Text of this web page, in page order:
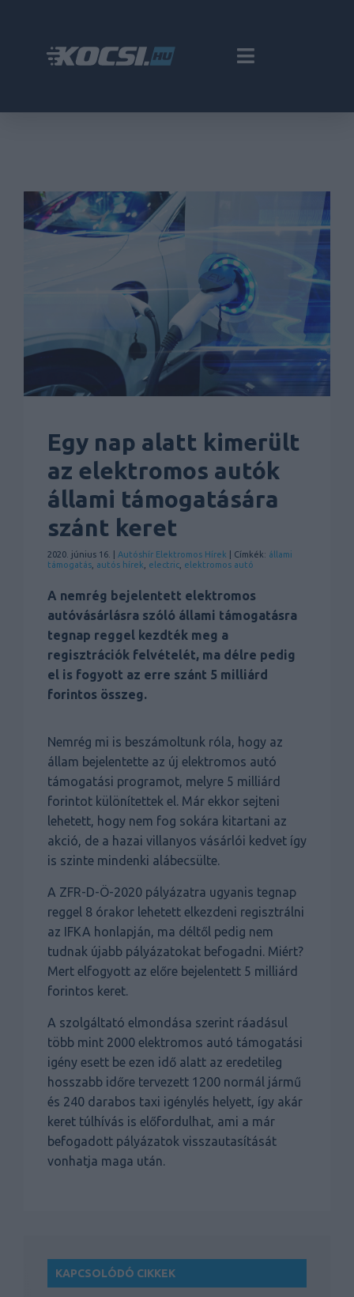
Egy nap alatt kimerült
az elektromos autók
állami támogatására
szánt keret
2020. június 16. | Autóshír Elektromos Hírek | Címkék: állami
támogatás autós hírek electric elektromos autó
A nemrég bejelentett elektromos
autóvásárlásra szóló állami támogatásra
tegnap reggel kezdték meg a
regisztrációk felvételét, ma délre pedig
el is fogyott az erre szánt 5 milliárd
forintos összeg.
Nemrég mi is beszámoltunk róla, hogy az
állam bejelentette az új elektromos autó
támogatási programot, melyre 5 milliárd
forintot különítettek el. Már ekkor sejteni
lehetett, hogy nem fog sokára kitartani az
akció, de a hazai villanyos vásárlói kedvet így
is szinte mindenki alábecsülte.
A ZFR-D-Ö-2020 pályázatra ugyanis tegnap
reggel 8 órakor lehetett elkezdeni regisztrálni
az IFKA honlapján, ma déltől pedig nem
tudnak újabb pályázatokat befogadni. Miért?
Mert elfogyott az előre bejelentett 5 milliárd
forintos keret.
A szolgáltató elmondása szerint ráadásul
több mint 2000 elektromos autó támogatási
igény esett be ezen idő alatt az eredetileg
hosszabb időre tervezett 1200 normál jármű
és 240 darabos taxi igénylés helyett, így akár
keret túlhívás is előfordulhat, ami a már
befogadott pályázatok visszautasítását
vonhatja maga után.
KAPCSOLÓDÓ CIKKEK